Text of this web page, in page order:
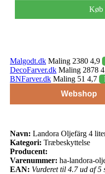
Køb
Malgodt.dk Maling 2380 4,9
DecoFarver.dk Maling 2878
BNFarver.dk Maling 51 4,7
Webshop
Navn: Landora Oljefärg 4
Kategori: Træbeskyttelse
Producent:
Varenummer: ha-landora-
EAN: Vurderet til 4.7 ud af 5